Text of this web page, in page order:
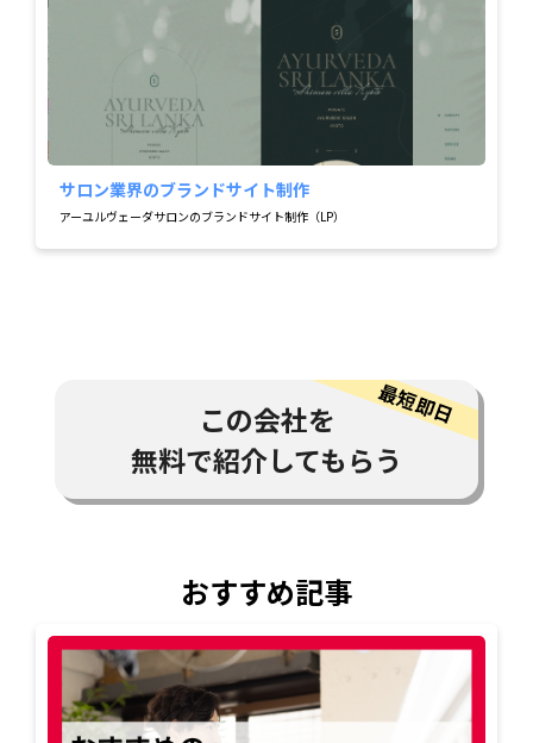
サロン業界のブランドサイト制作
アーユルヴェーダサロンのブランドサイト制作（LP）
この会社を
無料で紹介してもらう
おすすめ記事